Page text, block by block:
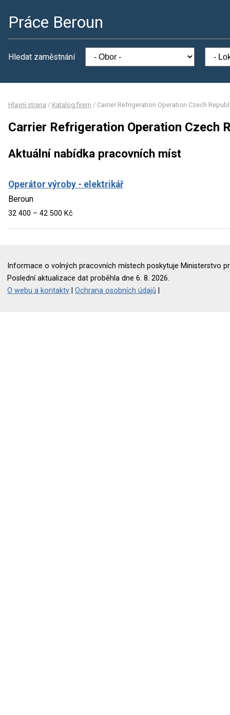
Práce Beroun
Hledat zaměstnání
Hlavní strana / Katalog firem / Carrier Refrigeration Operation Czech
Carrier Refrigeration Operation Czech
Aktuální nabídka pracovních míst
Operátor výroby - elektrikář
Beroun
32 400 – 42 500 Kč
Informace o volných pracovních místech poskytuje Ministerstvo
Poslední aktualizace dat proběhla dne 6. 8. 2026.
O webu a kontakty |Ochrana osobních údajů